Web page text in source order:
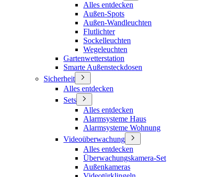
Alles entdecken
Außen-Spots
Außen-Wandleuchten
Flutlichter
Sockelleuchten
Wegeleuchten
Gartenwetterstation
Smarte Außensteckdosen
Sicherheit
Alles entdecken
Sets
Alles entdecken
Alarmsysteme Haus
Alarmsysteme Wohnung
Videoüberwachung
Alles entdecken
Überwachungskamera-Set
Außenkameras